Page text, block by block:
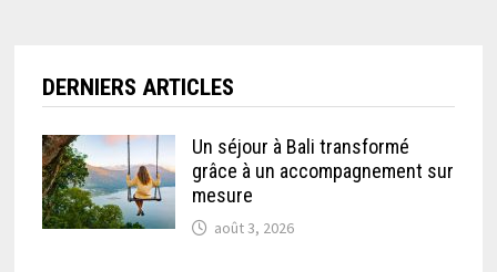
DERNIERS ARTICLES
Un séjour à Bali transformé
grâce à un accompagnement sur
mesure
août 3, 2026